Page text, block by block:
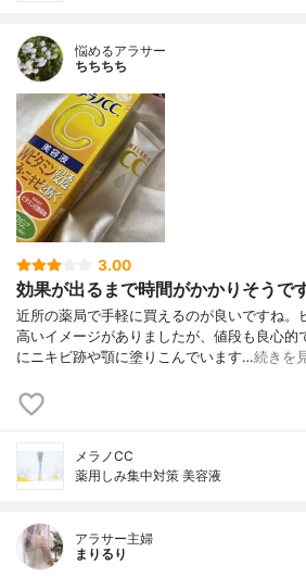
悩めるアラサー
ちちちち
3.00
効果が出るまで時間がかかりそうで
近所の薬局で手軽に買えるのが良いですね。
高いイメージがありましたが、値段も良心
にニキビ跡や顎に塗りこんでいます…続きを
メラノCC
薬用しみ集中対策 美容液
アラサー主婦
まりるり